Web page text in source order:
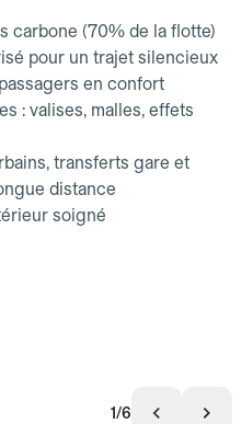
carbone (70% de la flotte)
pour un trajet silencieux
en confort
: valises, malles, effets
transferts gare et
distance
soigné
1/6